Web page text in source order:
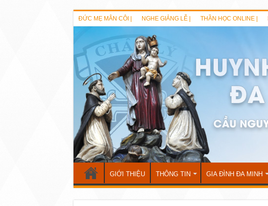
ĐỨC MẸ MÂN CÔI | NGHE GIẢNG LỄ | THẦN HỌC ONLINE |
GIỚI THIỆU THÔNG TIN GIA ĐÌNH ĐA MINH